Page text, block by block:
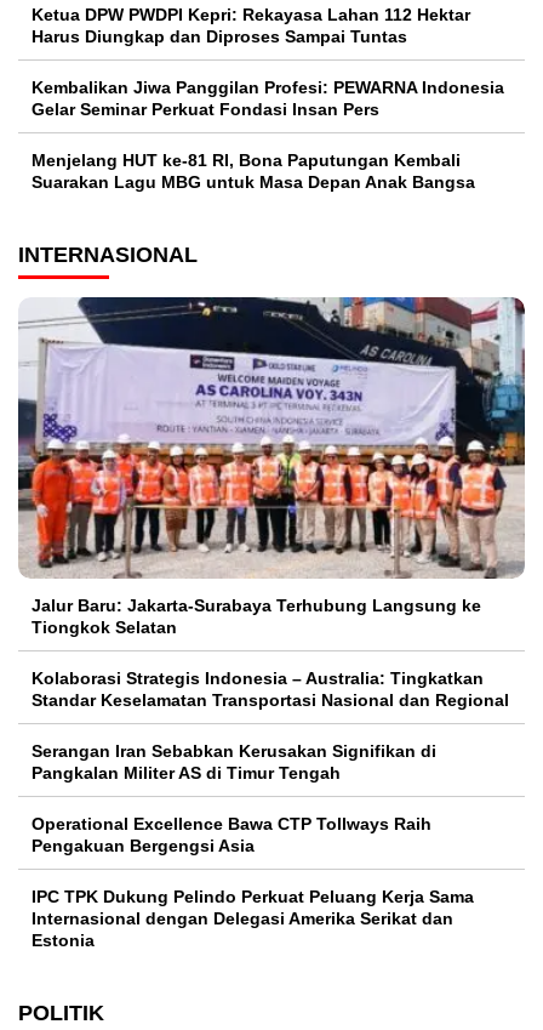
Ketua DPW PWDPI Kepri: Rekayasa Lahan 112 Hektar
Harus Diungkap dan Diproses Sampai Tuntas
Kembalikan Jiwa Panggilan Profesi: PEWARNA Indonesia
Gelar Seminar Perkuat Fondasi Insan Pers
Menjelang HUT ke-81 RI, Bona Paputungan Kembali
Suarakan Lagu MBG untuk Masa Depan Anak Bangsa
INTERNASIONAL
Jalur Baru: Jakarta-Surabaya Terhubung Langsung ke
Tiongkok Selatan
Kolaborasi Strategis Indonesia – Australia: Tingkatkan
Standar Keselamatan Transportasi Nasional dan Regional
Serangan Iran Sebabkan Kerusakan Signifikan di
Pangkalan Militer AS di Timur Tengah
Operational Excellence Bawa CTP Tollways Raih
Pengakuan Bergengsi Asia
IPC TPK Dukung Pelindo Perkuat Peluang Kerja Sama
Internasional dengan Delegasi Amerika Serikat dan
Estonia
POLITIK